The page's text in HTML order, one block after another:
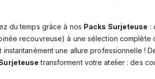
du temps grâce à nos Packs Surjeteuse :
recouvreuse) à une sélection complète
une allure professionnelle !
transforment votre atelier : des